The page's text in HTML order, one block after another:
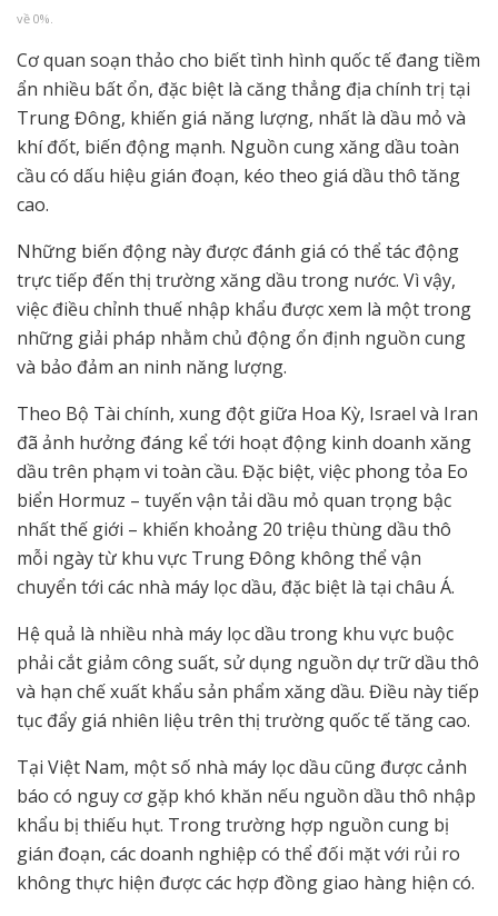
về 0%.
Cơ quan soạn thảo cho biết tình hình quốc tế đang tiềm
ẩn nhiều bất ổn, đặc biệt là căng thẳng địa chính trị tại
Trung Đông, khiến giá năng lượng, nhất là dầu mỏ và
khí đốt, biến động mạnh. Nguồn cung xăng dầu toàn
cầu có dấu hiệu gián đoạn, kéo theo giá dầu thô tăng
cao.
Những biến động này được đánh giá có thể tác động
trực tiếp đến thị trường xăng dầu trong nước. Vì vậy,
việc điều chỉnh thuế nhập khẩu được xem là một trong
những giải pháp nhằm chủ động ổn định nguồn cung
và bảo đảm an ninh năng lượng.
Theo Bộ Tài chính, xung đột giữa Hoa Kỳ, Israel và Iran
đã ảnh hưởng đáng kể tới hoạt động kinh doanh xăng
dầu trên phạm vi toàn cầu. Đặc biệt, việc phong tỏa Eo
biển Hormuz – tuyến vận tải dầu mỏ quan trọng bậc
nhất thế giới – khiến khoảng 20 triệu thùng dầu thô
mỗi ngày từ khu vực Trung Đông không thể vận
chuyển tới các nhà máy lọc dầu, đặc biệt là tại châu Á.
Hệ quả là nhiều nhà máy lọc dầu trong khu vực buộc
phải cắt giảm công suất, sử dụng nguồn dự trữ dầu thô
và hạn chế xuất khẩu sản phẩm xăng dầu. Điều này tiếp
tục đẩy giá nhiên liệu trên thị trường quốc tế tăng cao.
Tại Việt Nam, một số nhà máy lọc dầu cũng được cảnh
báo có nguy cơ gặp khó khăn nếu nguồn dầu thô nhập
khẩu bị thiếu hụt. Trong trường hợp nguồn cung bị
gián đoạn, các doanh nghiệp có thể đối mặt với rủi ro
không thực hiện được các hợp đồng giao hàng hiện có.